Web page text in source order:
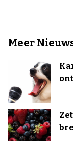
Meer